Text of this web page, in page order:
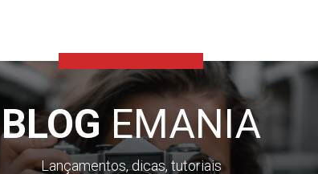
BLOGEMANIA
Lançamentos, dicas, tutoriais